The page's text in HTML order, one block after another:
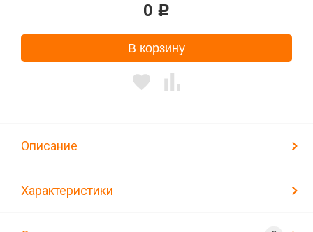
0 Р
В корзину
Описание
Характеристики